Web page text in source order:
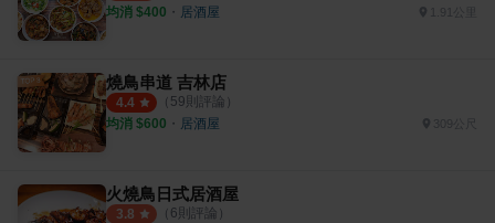
均消 $400 ・ 居酒屋
燒鳥串道 吉林店
4.4 （ 59則評論）
均消 $600 ・ 居酒屋
火燒鳥日式居酒屋
3.8 （ 6則評論）